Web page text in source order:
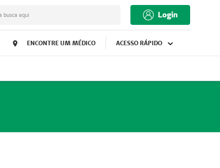
busca aqui Login
ENCONTRE UM MÉDICO ACESSO RÁPIDO